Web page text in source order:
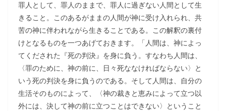
罪人として、罪人のままで、罪人に過ぎない人間として生
きること。このあるがままの人間が神に受け入れられ、共
苦の神に伴われながら生きることである。この解釈の裏付
けとなるものを一つあげておきます。「人間は、神によっ
てくだされた『死の判決』を身に負う。すなわち人間は、
〈罪のために、神の前に、日々死ななければならない〉と
いう死の判決を身に負うのである。そして人間は、自分の
生活そのものによって、〈神の裁きと恵みによって立つ以
外には、決して神の前に立つことはできない〉ということ